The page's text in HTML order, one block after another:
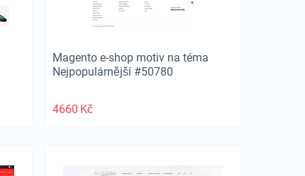
Magento e-shop motiv na téma
Nejpopulárnější #50780
4660 Kč